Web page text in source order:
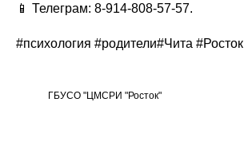
📱 Телеграм: 8-914-808-57-57.
#психология #родители#Чита #Росток
ГБУСО "ЦМСРИ "Росток"